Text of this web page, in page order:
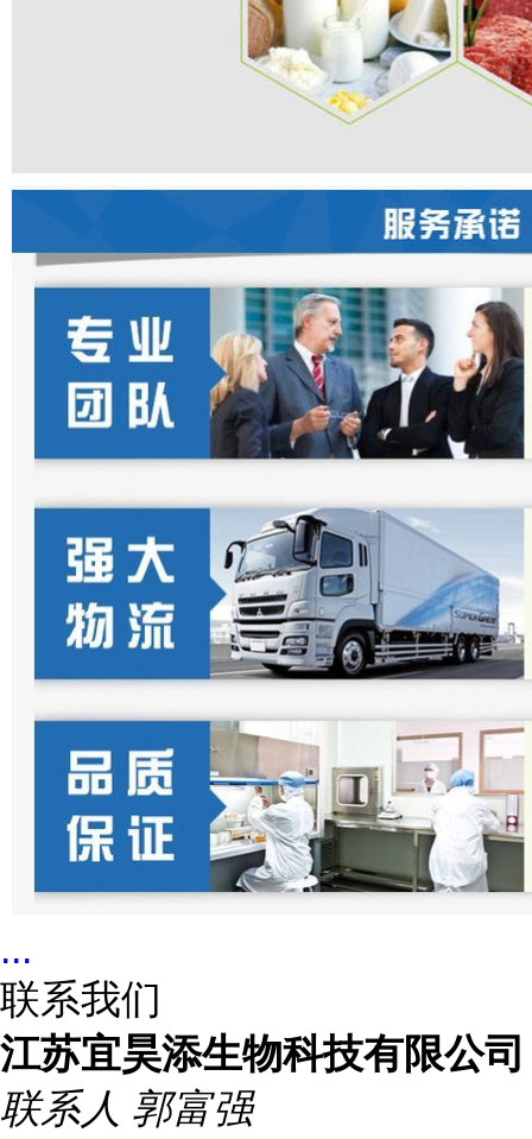
...
联系我们
江苏宜昊添生物科技有限公司
联系人 郭富强